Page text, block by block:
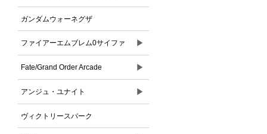
ドゲーム
ガンダムウォーネグザ
ファイアーエムブレム0サイファ ▶
Fate/Grand Order Arcade ▶
アンジュ・ユナイト ▶
ヴィクトリースパーク